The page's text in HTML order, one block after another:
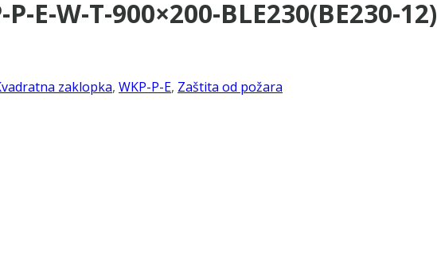
E-W-T-900×200-BLE230(BE230-12)
zaklopka, WKP-P-E, Zaštita od požara